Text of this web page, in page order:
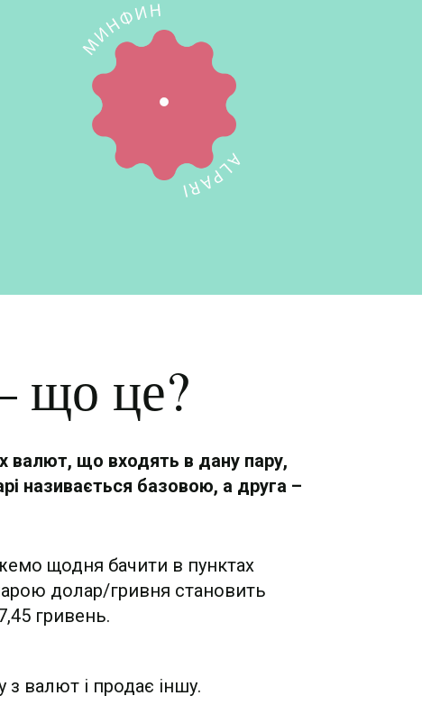
що це?
валют, що входять в дану пару,
називається базовою, а друга –
щодня бачити в пунктах
долар/гривня становить
гривень.
валют і продає іншу.